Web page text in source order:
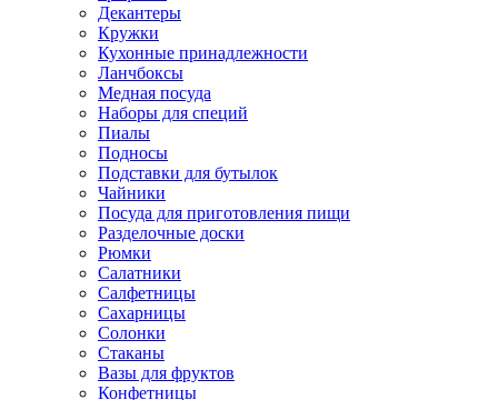
Декантеры
Кружки
Кухонные принадлежности
Ланчбоксы
Медная посуда
Наборы для специй
Пиалы
Подносы
Подставки для бутылок
Чайники
Посуда для приготовления пищи
Разделочные доски
Рюмки
Салатники
Салфетницы
Сахарницы
Солонки
Стаканы
Вазы для фруктов
Конфетницы